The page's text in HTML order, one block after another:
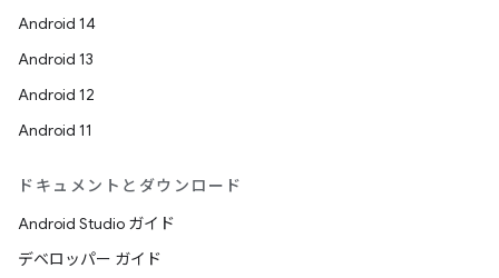
Android 14
Android 13
Android 12
Android 11
ドキュメントとダウンロード
Android Studio ガイド
デベロッパー ガイド